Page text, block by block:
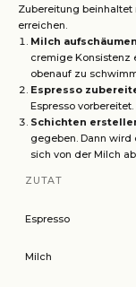
Zubereitung
erreichen.
Milch aufschäumen
cremige Konsistenz
obenauf zu
Espresso
Espresso vorbereitet.
Schichten
gegeben. Dann
sich von der Milch
ZUTAT
Espresso
Milch